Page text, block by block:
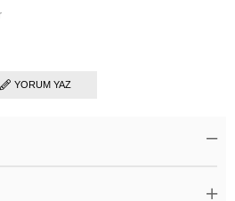
YORUM YAZ